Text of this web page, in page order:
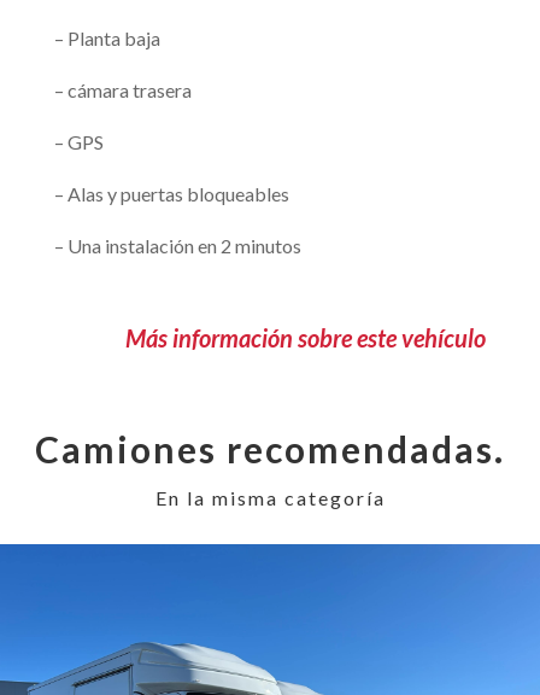
– Planta baja
– cámara trasera
– GPS
– Alas y puertas bloqueables
– Una instalación en 2 minutos
Más información sobre este vehículo
Camiones recomendadas.
En la misma categoría